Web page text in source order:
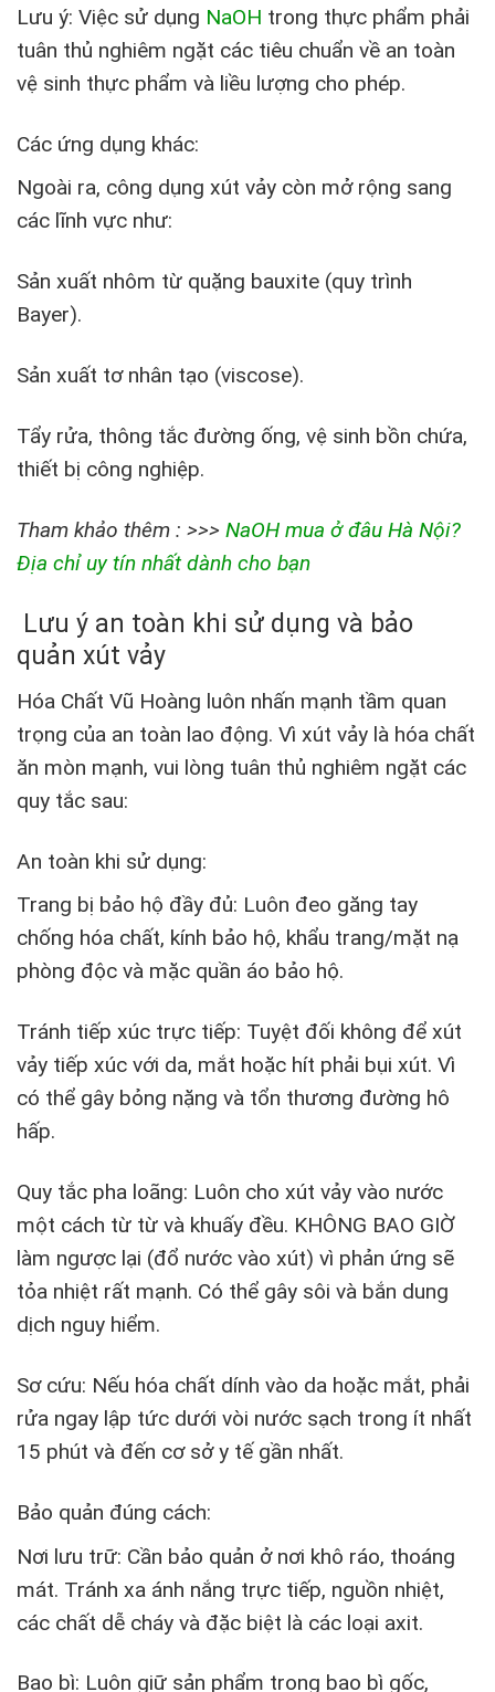
Lưu ý: Việc sử dụng NaOH trong thực phẩm phải
tuân thủ nghiêm ngặt các tiêu chuẩn về an toàn
vệ sinh thực phẩm và liều lượng cho phép.
Các ứng dụng khác:
Ngoài ra, công dụng xút vảy còn mở rộng sang
các lĩnh vực như:
Sản xuất nhôm từ quặng bauxite (quy trình
Bayer).
Sản xuất tơ nhân tạo (viscose).
Tẩy rửa, thông tắc đường ống, vệ sinh bồn chứa,
thiết bị công nghiệp.
Tham khảo thêm : >>> NaOH mua ở đâu Hà Nội?
Địa chỉ uy tín nhất dành cho bạn
Lưu ý an toàn khi sử dụng và bảo
quản xút vảy
Hóa Chất Vũ Hoàng luôn nhấn mạnh tầm quan
trọng của an toàn lao động. Vì xút vảy là hóa chất
ăn mòn mạnh, vui lòng tuân thủ nghiêm ngặt các
quy tắc sau:
An toàn khi sử dụng:
Trang bị bảo hộ đầy đủ: Luôn đeo găng tay
chống hóa chất, kính bảo hộ, khẩu trang/mặt nạ
phòng độc và mặc quần áo bảo hộ.
Tránh tiếp xúc trực tiếp: Tuyệt đối không để xút
vảy tiếp xúc với da, mắt hoặc hít phải bụi xút. Vì
có thể gây bỏng nặng và tổn thương đường hô
hấp.
Quy tắc pha loãng: Luôn cho xút vảy vào nước
một cách từ từ và khuấy đều. KHÔNG BAO GIỜ
làm ngược lại (đổ nước vào xút) vì phản ứng sẽ
tỏa nhiệt rất mạnh. Có thể gây sôi và bắn dung
dịch nguy hiểm.
Sơ cứu: Nếu hóa chất dính vào da hoặc mắt, phải
rửa ngay lập tức dưới vòi nước sạch trong ít nhất
15 phút và đến cơ sở y tế gần nhất.
Bảo quản đúng cách:
Nơi lưu trữ: Cần bảo quản ở nơi khô ráo, thoáng
mát. Tránh xa ánh nắng trực tiếp, nguồn nhiệt,
các chất dễ cháy và đặc biệt là các loại axit.
Bao bì: Luôn giữ sản phẩm trong bao bì gốc,